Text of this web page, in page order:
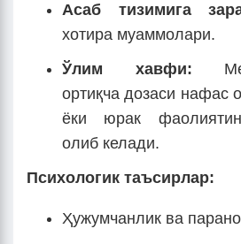
Асаб тизимига
хотира муаммолари.
Ўлим хавфи:
ортиқча дозаси нафас
ёки юрак
олиб келади.
Психологик таъсирлар:
Ҳужумчанлик ва